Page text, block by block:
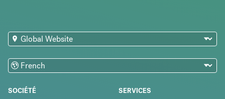
SOCIÉTÉ SERVICES